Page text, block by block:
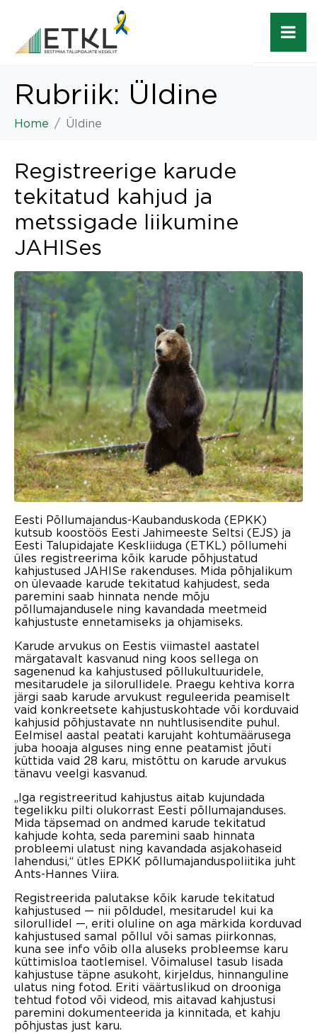
Rubriik: Üldine
Home Üldine
Registreerige karude
tekitatud kahjud ja
metssigade liikumine
JAHISes
Eesti Põllumajandus-Kaubanduskoda (EPKK)
kutsub koostöös Eesti Jahimeeste Seltsi (EJS) ja
Eesti Talupidajate Keskliiduga (ETKL) põllumehi
üles registreerima kõik karude põhjustatud
kahjustused JAHISe rakenduses. Mida põhjalikum
on ülevaade karude tekitatud kahjudest, seda
paremini saab hinnata nende mõju
põllumajandusele ning kavandada meetmeid
kahjustuste ennetamiseks ja ohjamiseks.
Karude arvukus on Eestis viimastel aastatel
märgatavalt kasvanud ning koos sellega on
sagenenud ka kahjustused põllukultuuridele,
mesitarudele ja silorullidele. Praegu kehtiva korra
järgi saab karude arvukust reguleerida peamiselt
vaid konkreetsete kahjustuskohtade või korduvaid
kahjusid põhjustavate nn nuhtlusisendite puhul.
Eelmisel aastal peatati karujaht kohtumäärusega
juba hooaja alguses ning enne peatamist jõuti
küttida vaid 28 karu, mistõttu on karude arvukus
tänavu veelgi kasvanud.
„Iga registreeritud kahjustus aitab kujundada
tegelikku pilti olukorrast Eesti põllumajanduses.
Mida täpsemad on andmed karude tekitatud
kahjude kohta, seda paremini saab hinnata
probleemi ulatust ning kavandada asjakohaseid
lahendusi,“ ütles EPKK põllumajanduspoliitika juht
Ants-Hannes Viira.
Registreerida palutakse kõik karude tekitatud
kahjustused — nii põldudel, mesitarudel kui ka
silorullidel —, eriti oluline on aga märkida korduvad
kahjustused samal põllul või samas piirkonnas,
kuna see info võib olla aluseks probleemse karu
küttimisloa taotlemisel. Võimalusel tasub lisada
kahjustuse täpne asukoht, kirjeldus, hinnanguline
ulatus ning fotod. Eriti väärtuslikud on drooniga
tehtud fotod või videod, mis aitavad kahjustusi
paremini dokumenteerida ja kinnitada, et kahju
põhjustas just karu.